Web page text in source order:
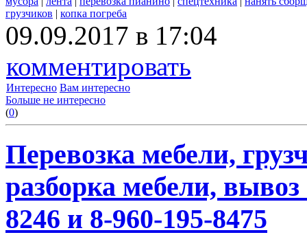
грузчиков | копка погреба
09.09.2017 в 17:04
комментировать
Интересно Вам интересно
Больше не интересно
(0)
Перевозка мебели,
разборка мебели,
8246 и 8-960-195-8475